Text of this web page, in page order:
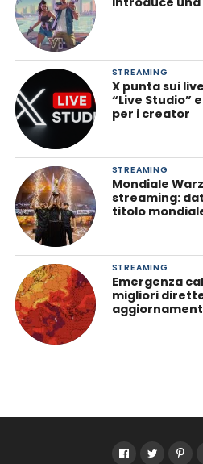
STREAMING
X punta sui
“Live Studio”
per i creator
STREAMING
Mondiale
streaming:
titolo
STREAMING
Emergenza
migliori